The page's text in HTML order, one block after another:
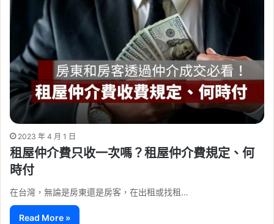
2023 年 4 月 1 日
租屋仲介費只收一次嗎？租屋仲介費規定、何
時付
在台灣，無論是房東還是房客，在出租或找租…
Read More »